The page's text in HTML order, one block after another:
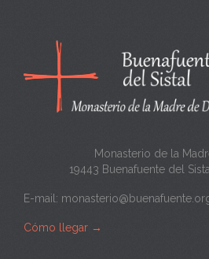
n
a
Monasterio de la
19443 Buenafuente del
E-mail:
Cómo llegar →